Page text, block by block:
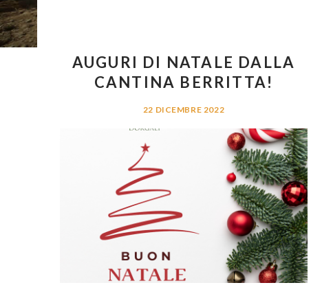
AUGURI DI NATALE DALLA
CANTINA BERRITTA!
22 DICEMBRE 2022